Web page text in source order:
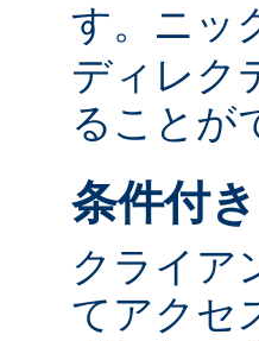
す。ニッ
ディレク
ることが
条件付
クライア
てアクセ